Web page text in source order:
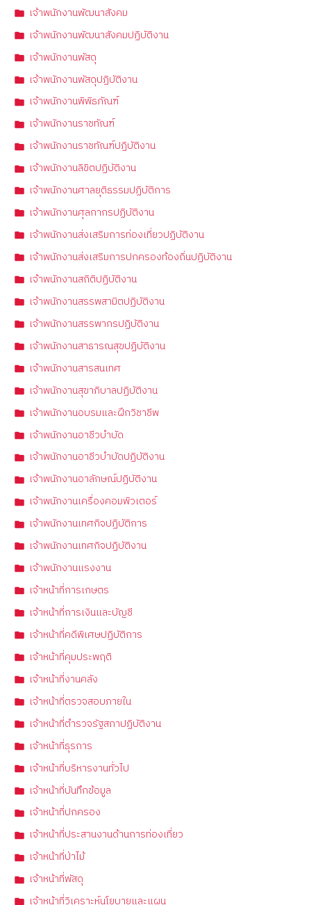
เจ้าพนักงานพัฒนาสังคม
เจ้าพนักงานพัฒนาสังคมปฏิบัติงาน
เจ้าพนักงานพัสดุ
เจ้าพนักงานพัสดุปฏิบัติงาน
เจ้าพนักงานพิพิธภัณฑ์
เจ้าพนักงานราชทัณฑ์
เจ้าพนักงานราชทัณฑ์ปฏิบัติงาน
เจ้าพนักงานลิขิตปฏิบัติงาน
เจ้าพนักงานศาลยุติธรรมปฏิบัติการ
เจ้าพนักงานศุลกากรปฏิบัติงาน
เจ้าพนักงานส่งเสริมการท่องเที่ยวปฏิบัติงาน
เจ้าพนักงานส่งเสริมการปกครองท้องถิ่นปฏิบัติงาน
เจ้าพนักงานสถิติปฏิบัติงาน
เจ้าพนักงานสรรพสามิตปฏิบัติงาน
เจ้าพนักงานสรรพากรปฏิบัติงาน
เจ้าพนักงานสาธารณสุขปฏิบัติงาน
เจ้าพนักงานสารสนเทศ
เจ้าพนักงานสุขาภิบาลปฏิบัติงาน
เจ้าพนักงานอบรมและฝึกวิชาชีพ
เจ้าพนักงานอาชีวบำบัด
เจ้าพนักงานอาชีวบำบัดปฏิบัติงาน
เจ้าพนักงานอาลักษณ์ปฏิบัติงาน
เจ้าพนักงานเครื่องคอมพิวเตอร์
เจ้าพนักงานเทศกิจปฏิบัติการ
เจ้าพนักงานเทศกิจปฏิบัติงาน
เจ้าพนักงานแรงงาน
เจ้าหน้าที่การเกษตร
เจ้าหน้าที่การเงินและบัญชี
เจ้าหน้าที่คดีพิเศษปฏิบัติการ
เจ้าหน้าที่คุมประพฤติ
เจ้าหน้าที่งานคลัง
เจ้าหน้าที่ตรวจสอบภายใน
เจ้าหน้าที่ตำรวจรัฐสภาปฏิบัติงาน
เจ้าหน้าที่ธุรการ
เจ้าหน้าที่บริหารงานทั่วไป
เจ้าหน้าที่บันทึกข้อมูล
เจ้าหน้าที่ปกครอง
เจ้าหน้าที่ประสานงานด้านการท่องเที่ยว
เจ้าหน้าที่ป่าไม้
เจ้าหน้าที่พัสดุ
เจ้าหน้าที่วิเคราะห์นโยบายและแผน